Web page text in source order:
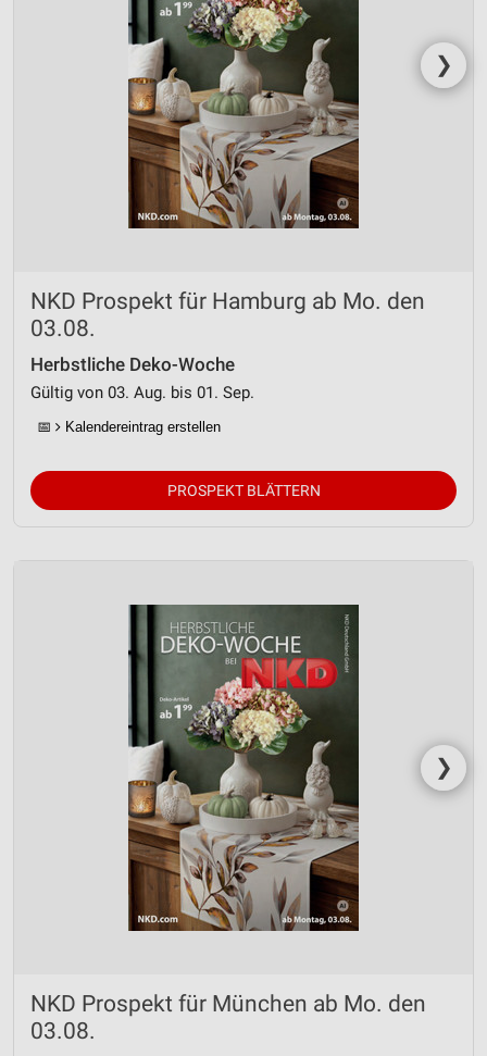
❯
NKD Prospekt für Hamburg ab Mo. den
03.08.
Herbstliche Deko-Woche
Gültig von 03. Aug. bis 01. Sep.
📅 Kalendereintrag erstellen
PROSPEKT BLÄTTERN
❯
NKD Prospekt für München ab Mo. den
03.08.